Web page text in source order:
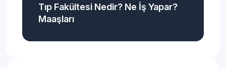
Tıp Fakültesi Nedir? Ne İş Yapar?
Maaşları